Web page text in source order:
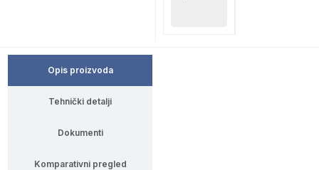
Opis proizvoda
Tehnički detalji
Dokumenti
Komparativni pregled